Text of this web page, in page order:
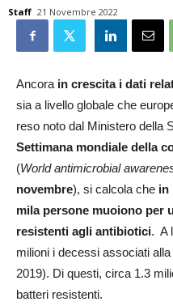
Staff 21 Novembre 2022
Ancora in crescita i dati
sia a livello globale che
reso noto dal Ministero della
Settimana mondiale della
(World antimicrobial
novembre), si calcola che in
mila persone muoiono per
resistenti agli antibiotici. A
milioni i decessi associati
2019). Di questi, circa 1.3
batteri resistenti.